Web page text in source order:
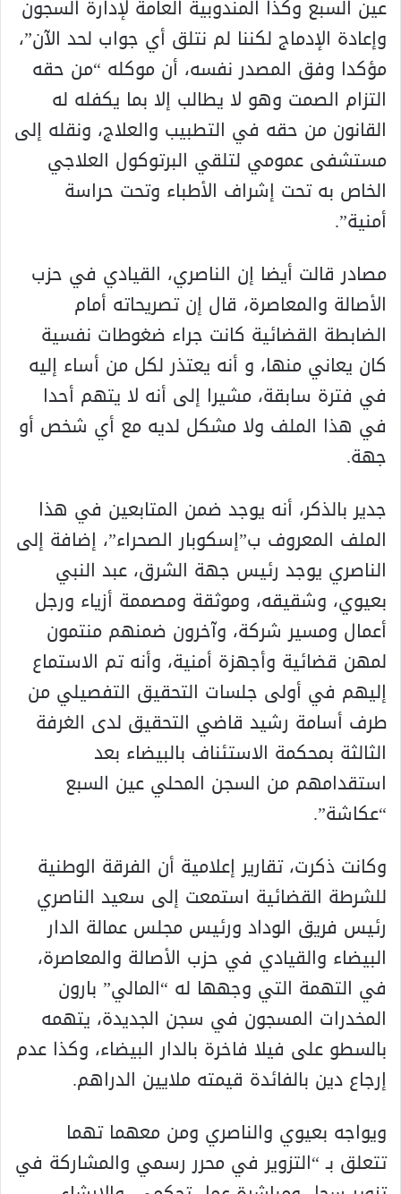
عين السبع وكذا المندوبية العامة لإدارة السجون
وإعادة الإدماج لكننا لم نتلق أي جواب لحد الآن”،
مؤكدا وفق المصدر نفسه، أن موكله “من حقه
التزام الصمت وهو لا يطالب إلا بما يكفله له
القانون من حقه في التطبيب والعلاج، ونقله إلى
مستشفى عمومي لتلقي البرتوكول العلاجي
الخاص به تحت إشراف الأطباء وتحت حراسة
أمنية”.
مصادر قالت أيضا إن الناصري، القيادي في حزب
الأصالة والمعاصرة، قال إن تصريحاته أمام
الضابطة القضائية كانت جراء ضغوطات نفسية
كان يعاني منها، و أنه يعتذر لكل من أساء إليه
في فترة سابقة، مشيرا إلى أنه لا يتهم أحدا
في هذا الملف ولا مشكل لديه مع أي شخص أو
جهة.
جدير بالذكر، أنه يوجد ضمن المتابعين في هذا
الملف المعروف ب”إسكوبار الصحراء”، إضافة إلى
الناصري يوجد رئيس جهة الشرق، عبد النبي
بعيوي، وشقيقه، وموثقة ومصممة أزياء ورجل
أعمال ومسير شركة، وآخرون ضمنهم منتمون
لمهن قضائية وأجهزة أمنية، وأنه تم الاستماع
إليهم في أولى جلسات التحقيق التفصيلي من
طرف أسامة رشيد قاضي التحقيق لدى الغرفة
الثالثة بمحكمة الاستئناف بالبيضاء بعد
استقدامهم من السجن المحلي عين السبع
“عكاشة”.
وكانت ذكرت، تقارير إعلامية أن الفرقة الوطنية
للشرطة القضائية استمعت إلى سعيد الناصري
رئيس فريق الوداد ورئيس مجلس عمالة الدار
البيضاء والقيادي في حزب الأصالة والمعاصرة،
في التهمة التي وجهها له “المالي” بارون
المخدرات المسجون في سجن الجديدة، يتهمه
بالسطو على فيلا فاخرة بالدار البيضاء، وكذا عدم
إرجاع دين بالفائدة قيمته ملايين الدراهم.
ويواجه بعيوي والناصري ومن معهما تهما
تتعلق بـ “التزوير في محرر رسمي والمشاركة في